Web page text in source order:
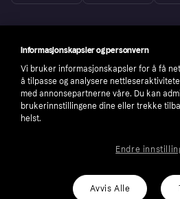
number: 556737-0431
Informasjonskapsler og personvern
Vi bruker informasjonskapsler for å få
å tilpasse og analysere
med annonsepartnerne våre. Du kan
brukerinnstillingene dine eller trekke
helst.
Avvis Alle
Endre